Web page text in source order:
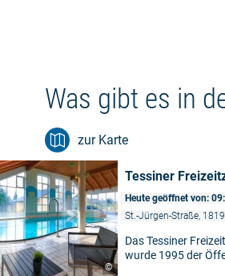
Was gibt es in
zur Karte
©
Tessiner
Heute geöffnet von:
St.-Jürgen-Straße,
Das Tessiner
wurde 1995 der